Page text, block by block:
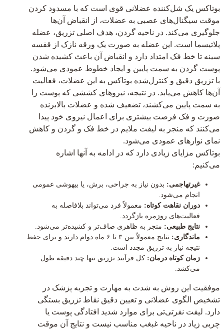
بوتاکس یک شل‌کننده عضلانی قوی است که با مسدود کردن
موقت سیگنال‌های عصبی به عضلات، از انقباض آن‌ها
جلوگیری می‌کند. در ناحیه گردن، هدف اصلی تزریق، عضله
پلاتیسما است. این عضله به صورت یک ورقه نازک از قفسه
سینه تا خط فک امتداد دارد و انقباض آن باعث کشیده شدن
پوست گردن به سمت پایین و ایجاد خطوط عمودی می‌شود.
با تزریق دقیق و کنترل‌شده بوتاکس به این عضلات، فعالیت
آن‌ها کاهش می‌یابد. در نتیجه، نیروهای کششی که پوست را
به سمت پایین می‌کشند، تضعیف شده و عضلات بالابرنده
صورت و فک فرصت بیشتری برای اعمال نیروی خود پیدا
می‌کنند که منجر به لیفت ملایم در خط فک و گردن و کاهش
نمای نوارهای عمودی می‌شود.
بوتاکس مزایای زیادی دارد که در ادامه به آنها اشاره
می‌کنیم:
غیرتهاجمی: بدون نیاز به جراحی، برش، یا بیهوشی عمومی
انجام می‌شود.
دوران نقاهت کوتاه: معمولاً فرد می‌تواند بلافاصله به
فعالیت‌های روزمره بازگردد.
نتایج طبیعی: منجر به ظاهری صاف‌تر و کشیده‌تر می‌شود.
ماندگاری:
نتایج معمولاً بین ۳ تا ۶ ماه دوام دارند و برای حفظ
نتیجه نیاز به تزریق مجدد است.
زمان کوتاه درمان: کل فرآیند تزریق تنها چند دقیقه طول
می‌کشد.
موفقیت این روش به شدت به مهارت و تجربه پزشک در
تشخیص الگوی عضلانی و تعیین دقیق نقاط تزریق بستگی
دارد. لیفت نفرتی‌تی برای موارد شدید افتادگی پوست یا
چربی زیاد در ناحیه غبغب مناسب نیست و نتایج آن موقت